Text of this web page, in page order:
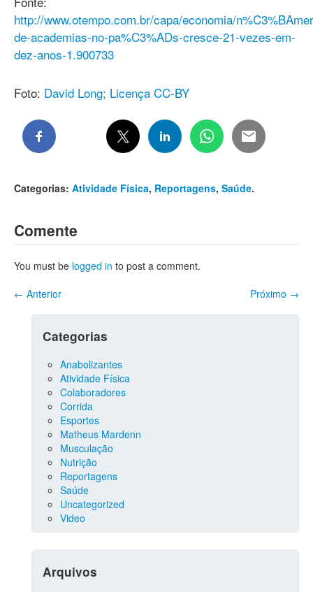
http://www.otempo.com.br/capa/economia/
de-academias-no-pa%C3%ADs-cresce-21-vezes-em-
dez-anos-1.900733
Foto: David Long; Licença CC-BY
Categorias: Atividade Física, Reportagens, Saúde.
Comente
You must be logged in to post a comment.
Próximo →
← Anterior
Categorias
Anabolizantes
Atividade Física
Colaboradores
Corrida
Esportes
Matheus Mardenn
Musculação
Nutrição
Reportagens
Saúde
Uncategorized
Video
Arquivos